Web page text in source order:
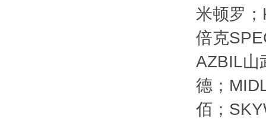
米顿罗
倍克
AZBIL山
德；
佰；